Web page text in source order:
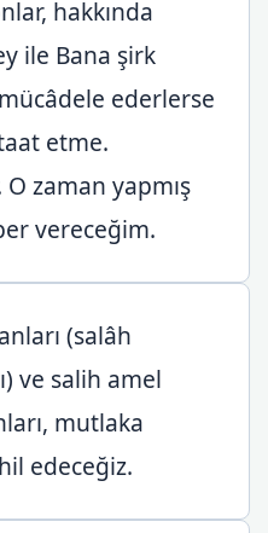
hakkında
ile Bana şirk
ederlerse
etme.
zaman yapmış
vereceğim.
(salâh
ve salih amel
mutlaka
edeceğiz.